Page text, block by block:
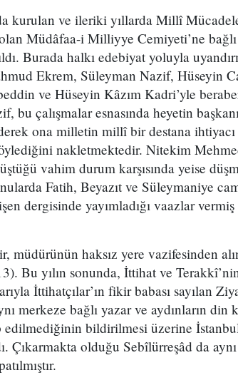
kurulan ve ileriki yıllarda Millî
Müdâfaa-i Milliyye Cemiyeti’ne
Burada halkı edebiyat yoluyla
Ekrem, Süleyman Nazif, Hüseyin
ve Hüseyin Kâzım Kadri’yle
bu çalışmalar esnasında heyetin
ona milletin millî bir destana
nakletmektedir. Nitekim
vahim durum karşısında yeise
Fatih, Beyazıt ve Süleymaniye
dergisinde yayımladığı vaazlar
müdürünün haksız yere vazifesinden
Bu yılın sonunda, İttihat ve
İttihatçılar’ın fikir babası sayılan
merkeze bağlı yazar ve aydınların din
edilmediğinin bildirilmesi üzerine
Çıkarmakta olduğu Sebîlürreşâd da